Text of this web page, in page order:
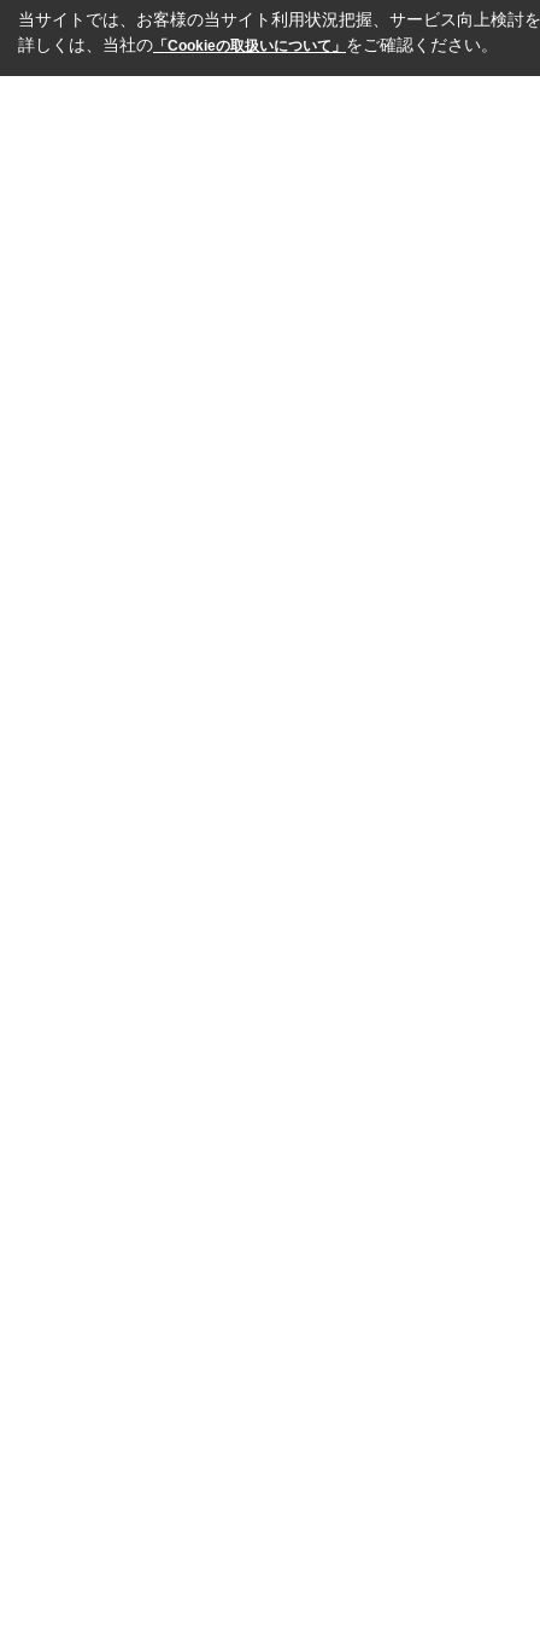
当サイトでは、お客様の当サイト利用状況把握、サービス向上検討
詳しくは、当社の 「Cookieの取扱いについて」 をご確認ください。